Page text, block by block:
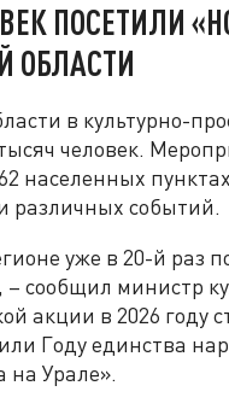
ПОСЕТИЛИ
ОБЛАСТИ
в культурно-
человек.
населенных
различных событий.
уже в 20-й раз
– сообщил министр
акции в 2026 году
Году единства
на Урале».